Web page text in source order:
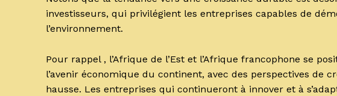
investisseurs, qui privilégient les entreprises capables de
l’environnement.
Pour rappel , l’Afrique de l’Est et l’Afrique francophone se
l’avenir économique du continent, avec des perspectives de
hausse. Les entreprises qui continueront à innover et à